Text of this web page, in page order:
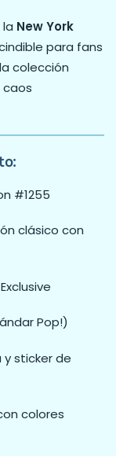
New York
para fans
colección
#1255
clásico con
Pop!)
sticker de
colores